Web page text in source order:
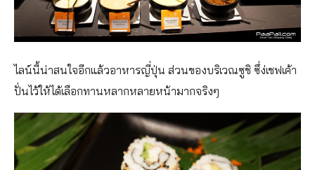
ไลน์นี้น่าสนใจอีกแล้วอาหารญี่ปุ่น ส่วนของบริเวณซูชิ ซึ่ง่เชฟเค้า
ปั่นไว้ให้ได้เลือกทานหลากหลายหน้ามากจริงๆ